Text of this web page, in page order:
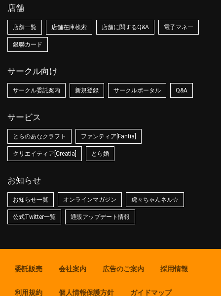
店舗
店舗一覧 店舗在庫検索 店舗に関するQ&A 電子マネー
銀聯カード
サークル向け
サークル委託案内 新規登録 サークルポータル Q&A
サービス
とらのあなクラフト ファンティア[Fantia]
クリエイティア[Creatia] とら婚
お知らせ
お知らせ一覧 オンラインマガジン 虎々ちゃんネル☆
公式Twitter一覧 通販アップデート情報
委託販売 会社案内 広告のご案内 採用情報
利用規約 個人情報保護方針 ガイドマップ